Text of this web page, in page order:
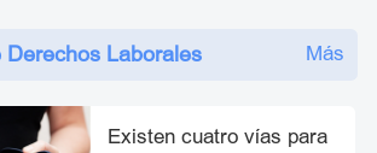
Laborales Más
Existen cuatro vías para